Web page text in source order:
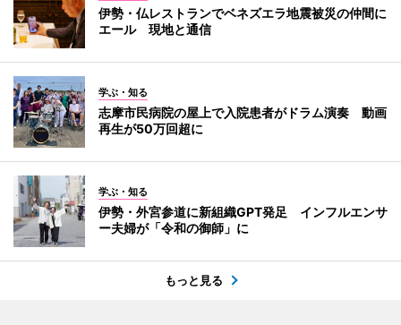
伊勢・仏レストランでベネズエラ地震被災の仲間に
エール 現地と通信
学ぶ・知る
志摩市民病院の屋上で入院患者がドラム演奏 動画
再生が50万回超に
学ぶ・知る
伊勢・外宮参道に新組織GPT発足 インフルエンサ
ー夫婦が「令和の御師」に
もっと見る